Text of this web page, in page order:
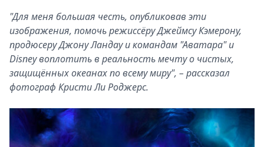
"Для меня большая честь, опубликовав эти
изображения, помочь режиссёру Джеймсу Кэмерону,
продюсеру Джону Ландау и командам "Аватара" и
Disney воплотить в реальность мечту о чистых,
защищённых океанах по всему миру", – рассказал
фотограф Кристи Ли Роджерс.